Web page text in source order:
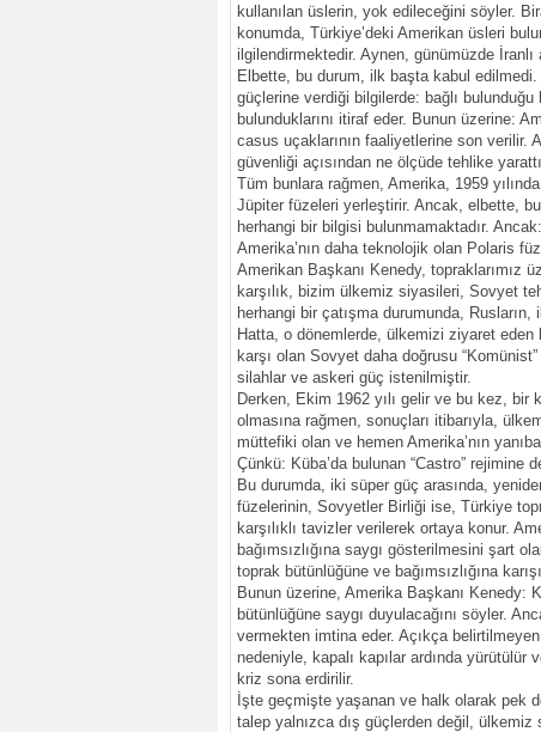
kullanılan üslerin, yok edileceğini söyler.
konumda, Türkiye’deki Amerikan üsleri
ilgilendirmektedir. Aynen, günümüzde
Elbette, bu durum, ilk başta kabul
güçlerine verdiği bilgilerde: bağlı
bulunduklarını itiraf eder. Bunun üzerine:
casus uçaklarının faaliyetlerine son verilir.
güvenliği açısından ne ölçüde tehlike
Tüm bunlara rağmen, Amerika, 1959
Jüpiter füzeleri yerleştirir. Ancak, elbette,
herhangi bir bilgisi bulunmamaktadır.
Amerika’nın daha teknolojik olan Polaris
Amerikan Başkanı Kenedy, topraklarımız
karşılık, bizim ülkemiz siyasileri, Sovyet
herhangi bir çatışma durumunda,
Hatta, o dönemlerde, ülkemizi ziyaret eden
karşı olan Sovyet daha doğrusu
silahlar ve askeri güç istenilmiştir.
Derken, Ekim 1962 yılı gelir ve bu kez,
olmasına rağmen, sonuçları itibarıyla,
müttefiki olan ve hemen Amerika’nın
Çünkü: Küba’da bulunan “Castro” rejimine
Bu durumda, iki süper güç arasında,
füzelerinin, Sovyetler Birliği ise, Türkiye
karşılıklı tavizler verilerek ortaya konur.
bağımsızlığına saygı gösterilmesini şart
toprak bütünlüğüne ve bağımsızlığına
Bunun üzerine, Amerika Başkanı Kenedy:
bütünlüğüne saygı duyulacağını söyler.
vermekten imtina eder. Açıkça
nedeniyle, kapalı kapılar ardında
kriz sona erdirilir.
İşte geçmişte yaşanan ve halk olarak pek
talep yalnızca dış güçlerden değil,